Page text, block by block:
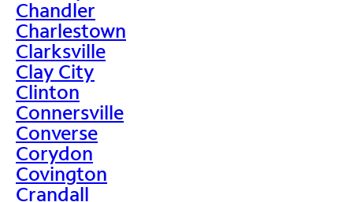
Chandler
Charlestown
Clarksville
Clay City
Clinton
Connersville
Converse
Corydon
Covington
Crandall